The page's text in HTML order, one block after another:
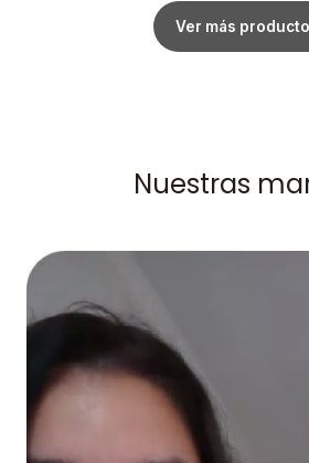
Ver más
Nuestras